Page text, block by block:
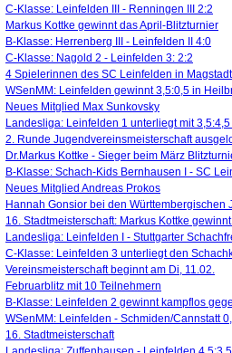
C-Klasse: Leinfelden III - Renningen III 2:2
Markus Kottke gewinnt das April-Blitzturnier
B-Klasse: Herrenberg III - Leinfelden II 4:0
C-Klasse: Nagold 2 - Leinfelden 3: 2:2
4 Spielerinnen des SC Leinfelden in Magstadt
WSenMM: Leinfelden gewinnt 3,5:0,5 in
Neues Mitglied Max Sunkovsky
Landesliga: Leinfelden 1 unterliegt mit
2. Runde Jugendvereinsmeisterschaft
Dr.Markus Kottke - Sieger beim März
B-Klasse: Schach-Kids Bernhausen I - SC
Neues Mitglied Andreas Prokos
Hannah Gonsior bei den Württembergischen
16. Stadtmeisterschaft: Markus Kottke
Landesliga: Leinfelden I - Stuttgarter
C-Klasse: Leinfelden 3 unterliegt den
Vereinsmeisterschaft beginnt am Di, 11.02.
Februarblitz mit 10 Teilnehmern
B-Klasse: Leinfelden 2 gewinnt kampflos
WSenMM: Leinfelden - Schmiden/Cannstatt
16. Stadtmeisterschaft